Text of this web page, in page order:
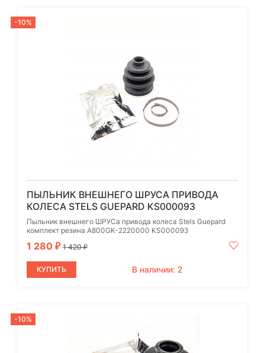
-10%
ПЫЛЬНИК ВНЕШНЕГО ШРУСА ПРИВОДА
КОЛЕСА STELS GUEPARD KS000093
Пыльник внешнего ШРУСа привода колеса Stels Guepard
комплект резина A800GK-2220000 KS000093
1 280 ₽ 1 420₽
КУПИТЬ В наличии: 2
-10%